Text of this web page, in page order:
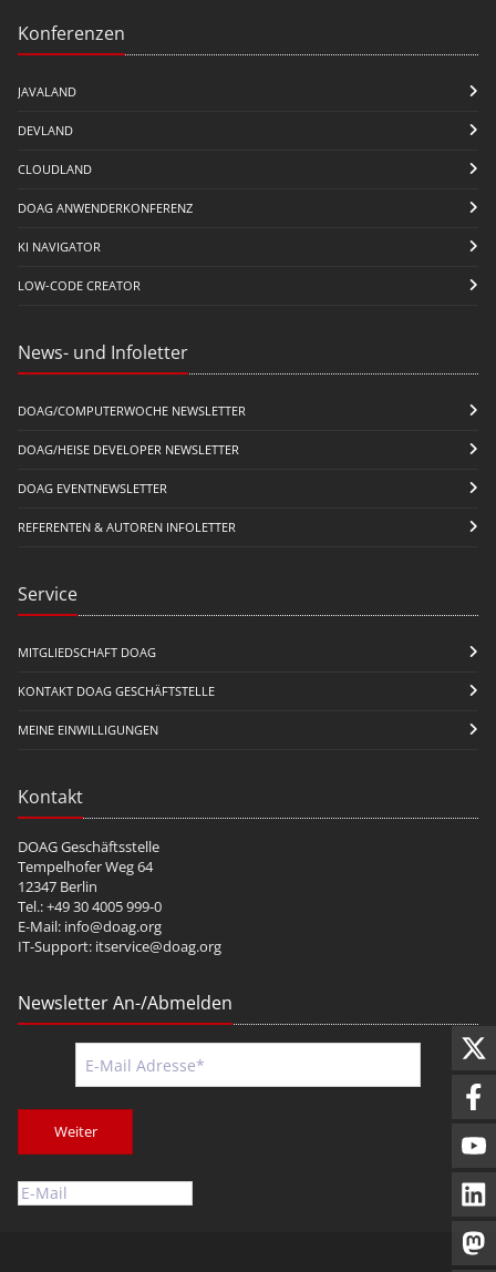
Konferenzen
JAVALAND
DEVLAND
CLOUDLAND
DOAG ANWENDERKONFERENZ
KI NAVIGATOR
LOW-CODE CREATOR
News- und Infoletter
DOAG/COMPUTERWOCHE NEWSLETTER
DOAG/HEISE DEVELOPER NEWSLETTER
DOAG EVENTNEWSLETTER
REFERENTEN & AUTOREN INFOLETTER
Service
MITGLIEDSCHAFT DOAG
KONTAKT DOAG GESCHÄFTSTELLE
MEINE EINWILLIGUNGEN
Kontakt
DOAG Geschäftsstelle
Tempelhofer Weg 64
12347 Berlin
Tel.: +49 30 4005 999-0
E-Mail: info@doag.org
IT-Support: itservice@doag.org
Newsletter An-/Abmelden
Weiter